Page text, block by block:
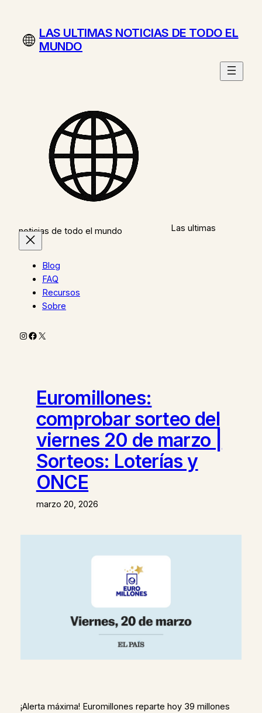
contenidoLAS ULTIMAS NOTICIAS DE TODO EL
MUNDO
Las ultimas
noticias de todo el mundo
Blog
FAQ
Recursos
Sobre
Instagram
Facebook
X
Euromillones:
comprobar sorteo del
viernes 20 de marzo |
Sorteos: Loterías y
ONCE
marzo 20, 2026
¡Alerta máxima! Euromillones reparte hoy 39 millones